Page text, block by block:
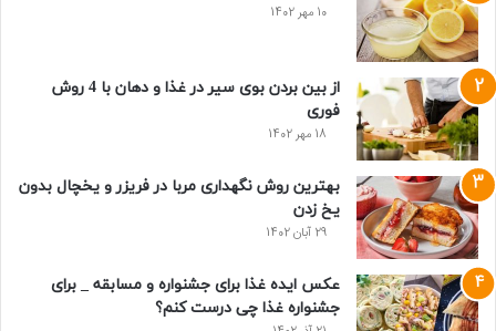
10 مهر 1402
از بین بردن بوی سیر در غذا و دهان با 4 روش
فوری
18 مهر 1402
بهترین روش نگهداری مربا در فریزر و یخچال بدون
یخ زدن
29 آبان 1402
عکس ایده غذا برای جشنواره و مسابقه _ برای
جشنواره غذا چی درست کنم؟